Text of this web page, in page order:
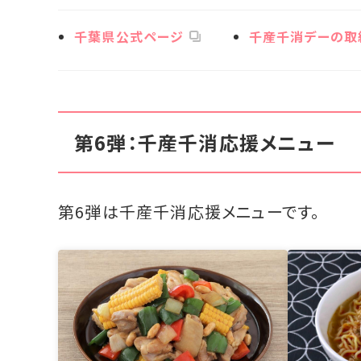
千葉県公式ページ 千産千消デーの
第6弾：千産千消応援メニュー
第6弾は千産千消応援メニューです。